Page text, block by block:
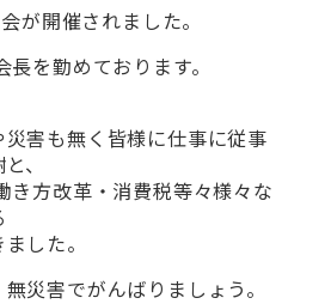
が開催されました。
を勤めております。
害も無く皆様に仕事に従事
、
き方改革・消費税等々様々な
した。
災害でがんばりましょう。